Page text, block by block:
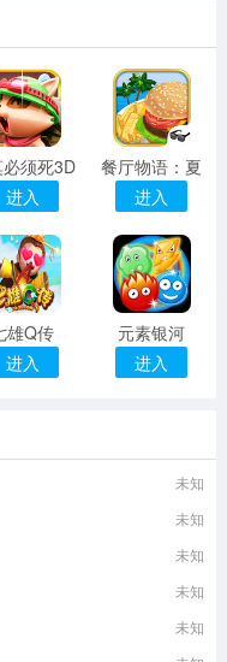
须死3D
进入
餐厅物语：夏
进入
雄Q传
进入
元素银河
进入
未知
未知
未知
未知
未知